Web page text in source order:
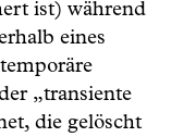
ist) während
eines
„transiente
die gelöscht